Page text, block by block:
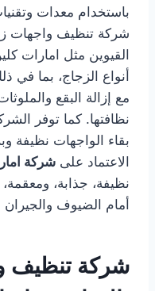
باستخدام معدات
شركة تنظيف واجهات
القيوين مثل امارات
أنواع الزجاج، بما في
مع إزالة البقع
نظافتها. كما توفر
بقاء الواجهات نظيفة
الاعتماد على شركة
نظيفة، جذابة، ومعقمة،
أمام الضيوف والجيران
شركة تنظيف